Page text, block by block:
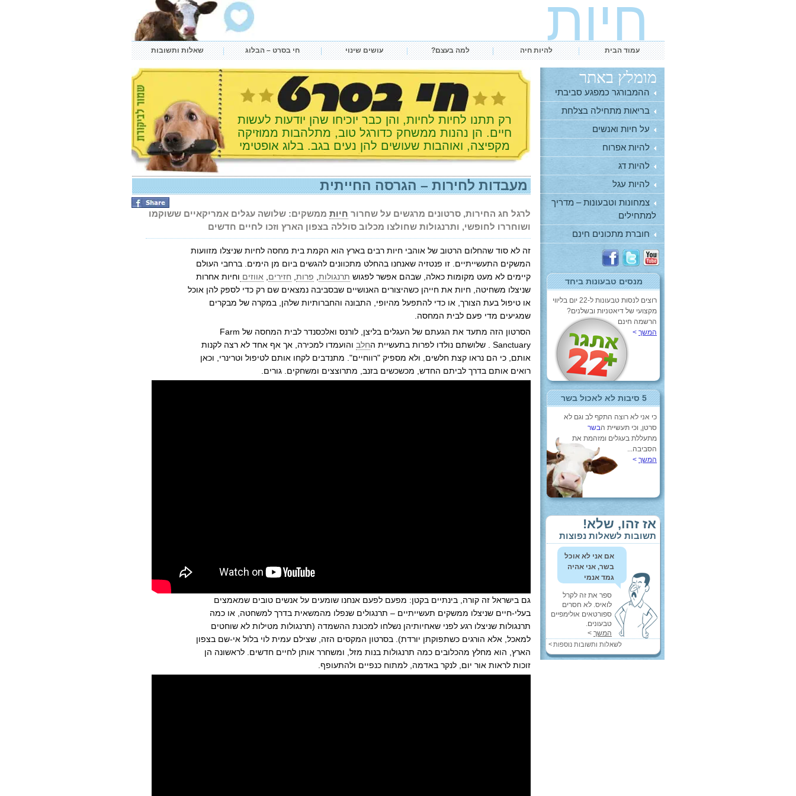
חיות
עמוד הבית להיות חיה למה בעצם? עושים שינוי חי בסרט – הבלוג שאלות ותשובות
מומלץ באתר
ההמבורגר כמפגע סביבתי
בריאות מתחילה בצלחת
על חיות ואנשים
להיות אפרוח
להיות דג
להיות עגל
צמחונות וטבעונות – מדריך
למתחילים
חוברת מתכונים חינם
מנסים טבעונות ביחד
רוצים לנסות טבעונות ל-22 יום בליווי
מקצועי של דיאטניות ובשלנים?
הרשמה חינם
המשך >
5 סיבות לא לאכול בשר
כי אני לא רוצה התקף לב וגם לא
סרטן, וכי תעשיית הבשר
מתעללת בעגלים ומזהמת את
הסביבה...
המשך >
אז זהו, שלא!
תשובות לשאלות נפוצות
אם אני לא אוכל
בשר, אני אהיה
גמד אנמי
ספר את זה לקרל
לואיס. לא חסרים
ספורטאים אולימפיים
טבעונים.
המשך >
לשאלות ותשובות נוספות>
רק תתנו לחיות לחיות, והן כבר יוכיחו שהן יודעות לעשות
חיים. הן נהנות ממשחק כדורגל טוב, מתלהבות ממוזיקה
מקפיצה, ואוהבות שעושים להן נעים בגב. בלוג אופטימי
מעבדות לחירות – הגרסה החייתית
לרגל חג החירות, סרטונים מרגשים על שחרור חיות ממשקים: שלושה עגלים אמריקאיים ששוקמו
ושוחררו לחופשי, ותרנגולות שחולצו מכלוב סוללה בצפון הארץ וזכו לחיים חדשים
זה לא סוד שהחלום הרטוב של אוהבי חיות רבים בארץ הוא הקמת בית מחסה לחיות שניצלו מזוועות
המשקים התעשייתיים. זו פנטזיה שאנחנו בהחלט מתכוונים להגשים ביום מן הימים. ברחבי העולם
קיימים לא מעט מקומות כאלה, שבהם אפשר לפגוש תרנגולות פרות חזירים אווזים וחיות אחרות
שניצלו משחיטה, חיות את חייהן כשהיצורים האנושיים שבסביבה נמצאים שם רק כדי לספק להן אוכל
או טיפול בעת הצורך, או כדי להתפעל מהיופי, התבונה והחברותיות שלהן, במקרה של מבקרים
שמגיעים מדי פעם לבית המחסה.
הסרטון הזה מתעד את הגעתם של העגלים בליצן, לורנס ואלכסנדר לבית המחסה של Farm
Sanctuary . שלושתם נולדו לפרות בתעשיית ה
חלב והועמדו למכירה, אך אף אחד לא רצה לקנות
אותם, כי הם נראו קצת חלשים, ולא מספיק "רווחיים". מתנדבים לקחו אותם לטיפול וטרינרי, וכאן
רואים אותם בדרך לביתם החדש, מכשכשים בזנב, מתרוצצים ומשחקים. גורים.
גם בישראל זה קורה, בינתיים בקטן: מפעם לפעם אנחנו שומעים על אנשים טובים שמאמצים
בעלי-חיים שניצלו ממשקים תעשייתיים – תרנגולים שנפלו מהמשאית בדרך למשחטה, או כמה
תרנגולות שניצלו רגע לפני שאחיותיהן נשלחו למכונת ההשמדה (תרנגולות מטילות לא שוחטים
למאכל, אלא הורגים כשתפוקתן יורדת). בסרטון המקסים הזה, שצילם עמית לוי בלול אי-שם בצפון
הארץ, הוא מחלץ מהכלובים כמה תרנגולות בנות מזל, ומשחרר אותן לחיים חדשים. לראשונה הן
זוכות לראות אור יום, לנקר באדמה, למתוח כנפיים ולהתעופף.